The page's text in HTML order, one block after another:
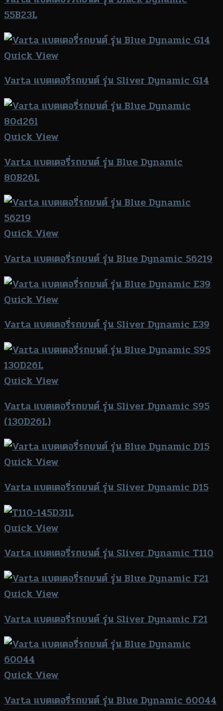
55B23L
Quick View
Varta แบตเตอรี่รถยนต์ รุ่น Sliver Dynamic G14
Quick View
Varta แบตเตอรี่รถยนต์ รุ่น Blue Dynamic
80B26L
Quick View
Varta แบตเตอรี่รถยนต์ รุ่น Blue Dynamic 56219
Quick View
Varta แบตเตอรี่รถยนต์ รุ่น Sliver Dynamic E39
Quick View
Varta แบตเตอรี่รถยนต์ รุ่น Sliver Dynamic S95
(130D26L)
Quick View
Varta แบตเตอรี่รถยนต์ รุ่น Sliver Dynamic D15
Quick View
Varta แบตเตอรี่รถยนต์ รุ่น Sliver Dynamic T110
Quick View
Varta แบตเตอรี่รถยนต์ รุ่น Sliver Dynamic F21
Quick View
Varta แบตเตอรี่รถยนต์ รุ่น Blue Dynamic 60044